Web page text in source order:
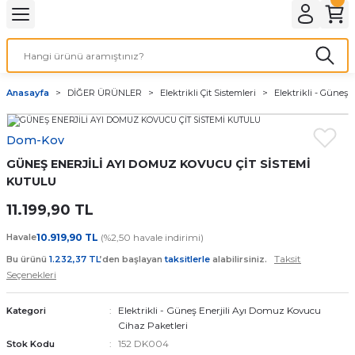
Cut Multi Busbar Güneş Panelleri
Cut Multi Busbar Güneş Panelleri
N-Type Güneş Panelleri
GÜNEŞ PANELLERİ
PANELLERİ
SİSTEMLERİ
AKÜLERİ
Sistemleri
Aksesuarları
İNVERTERLER
INVERTERLER
İnverterler
CİHAZLARI
CİHAZLARI
Setleri
EVİ PAKET SİSTEMLER
PAKETLERİ
ÜRÜNLERİ
Aydınlatma
Serisi Isı Pompaları
Anasayfa DİĞER ÜRÜNLER Elektrikli Çit Sistemleri Elektrikli - Güneş
Dom-Kov
GÜNEŞ ENERJİLİ AYI DOMUZ KOVUCU ÇİT SİSTEMİ
KUTULU
11.199,90 TL
Havale10.919,90 TL (%2,50 havale indirimi)
Bu ürünü 1.232,37 TL’den başlayantaksitlerle alabilirsiniz.
Taksit
Seçenekleri
Kategori
Elektrikli - Güneş Enerjili Ayı Domuz Kovucu
Cihaz Paketleri
Stok Kodu 152 DK004